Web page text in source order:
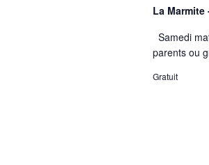
La
Samedi
parents ou
Gratuit